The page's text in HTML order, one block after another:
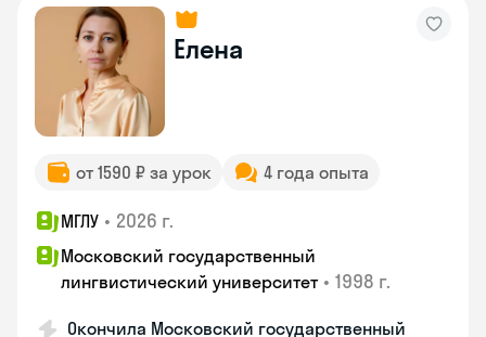
Елена
от 1590 ₽ за урок 4 года опыта
МГЛУ • 2026 г.
Московский государственный
лингвистический университет • 1998 г.
Окончила Московский государственный